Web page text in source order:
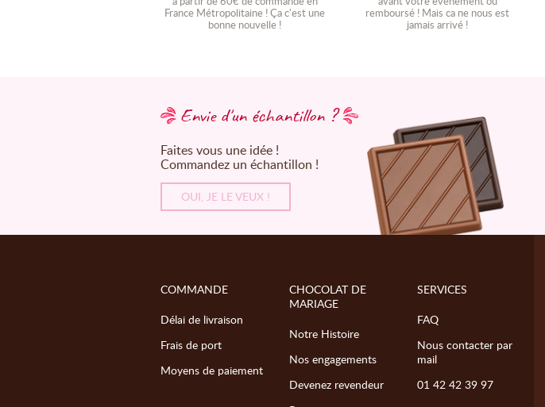
France Métropolitaine !Ça c'est une
bonne nouvelle !
remboursé ! Mais ca ne nous est
jamais arrivé !
Envie d'un échantillon ?
Faites vous une idée !
Commandez un échantillon !
OUI, JE LE VEUX !
COMMANDE
Délai de livraison
Frais de port
Moyens de paiement
CHOCOLAT DE
MARIAGE
Notre Histoire
Nos engagements
Devenez revendeur
SERVICES
FAQ
Nous contacter par
mail
01 42 42 39 97